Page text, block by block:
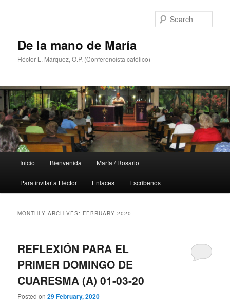
De la mano de María
Héctor L. Márquez, O.P. (Conferencista católico)
Inicio Bienvenida María / Rosario
Para invitar a Héctor Enlaces Escríbenos
MONTHLY ARCHIVES: FEBRUARY 2020
REFLEXIÓN PARA EL
PRIMER DOMINGO DE
CUARESMA (A) 01-03-20
Posted on29 February, 2020